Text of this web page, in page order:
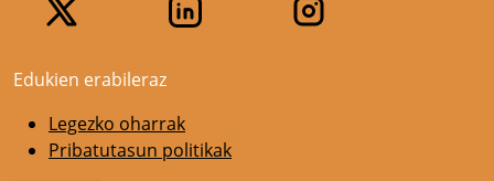
Edukien erabileraz
Legezko oharrak
Pribatutasun politikak